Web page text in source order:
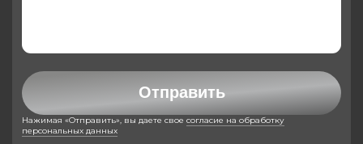
Отправить
Нажимая «Отправить», вы даете свое согласие на обработку
персональных данных